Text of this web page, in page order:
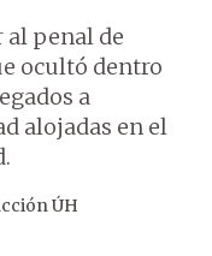
penal de
ocultó dentro
a
alojadas en el
ÚH